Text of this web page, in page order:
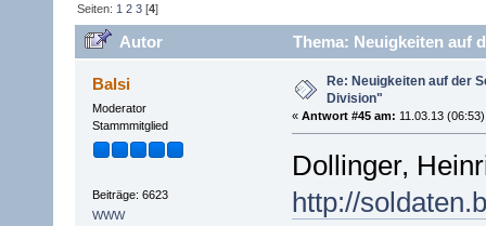
Seiten: 1 2 3 [4]
Autor Thema: Neuigkeiten auf
Balsi
Moderator
Stammmitglied
Beiträge: 6623
WWW
Re: Neuigkeiten auf der
Division"
« Antwort #45 am: 11.03.13
Dollinger,
http://